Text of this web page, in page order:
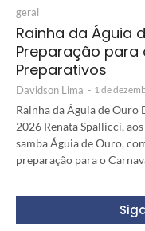
geral
Rainha da Águia
Preparação para
Preparativos
Davidson Lima - 1 de
Rainha da Águia de Ouro
2026 Renata Spallicci,
samba Águia de Ouro,
preparação para o